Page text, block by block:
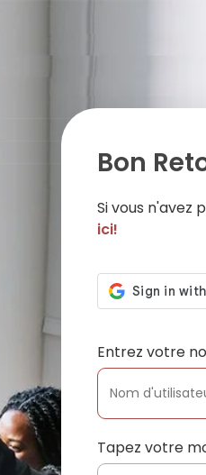
Bon
Si vous n'avez
ici!
Entrez votre
Tapez votre